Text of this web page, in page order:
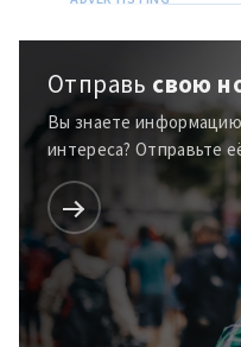
Отправь свою
Вы знаете
интереса? Отправьте